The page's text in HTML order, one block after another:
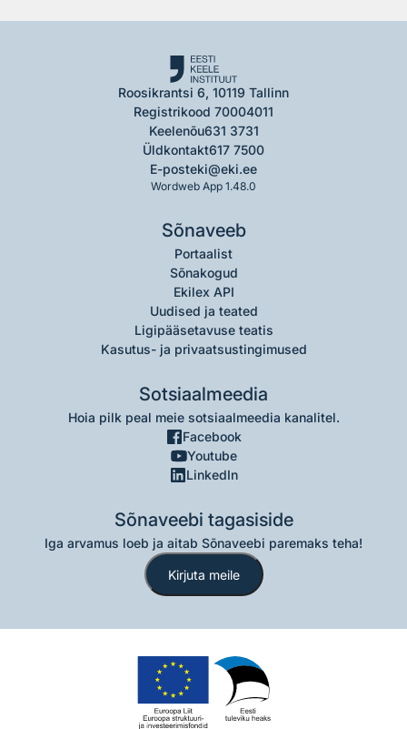
Roosikrantsi 6, 10119 Tallinn
Registrikood 70004011
Keelenõu631 3731
Üldkontakt617 7500
E-posteki@eki.ee
Wordweb App 1.48.0
Sõnaveeb
Portaalist
Sõnakogud
Ekilex API
Uudised ja teated
Ligipääsetavuse teatis
Kasutus- ja privaatsustingimused
Sotsiaalmeedia
Hoia pilk peal meie sotsiaalmeedia kanalitel.
Facebook
Youtube
LinkedIn
Sõnaveebi tagasiside
Iga arvamus loeb ja aitab Sõnaveebi paremaks teha!
Kirjuta meile